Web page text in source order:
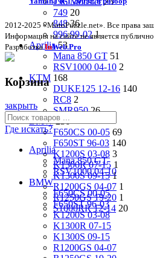
749 20
848 36
996 99-02 1
Aprilia 53
Mana 850 GT 51
RSV1000 04-10 2
KTM 168
DUKE125 12-16 140
RC8 2
SMR950 26
BMW 236
F650CS 00-05 69
F650ST 96-03 140
K1200S 03-08 3
K1300R 07-15 1
K1300S 09-15 1
R1200GS 04-07 1
R1250GS 19-20 1
S1000RR 12-14 20
2012-2025 «MotoPuzzle.net». Все права
Информация на сайте не является
РазработкаInWeb.Pro
Корзина
закрыть
Где искать?
Aprilia
Mana 850 GT
RSV1000 04-10
BMW
F650CS 00-05
F650ST 96-03
K1200S 03-08
K1300R 07-15
K1300S 09-15
R1200GS 04-07